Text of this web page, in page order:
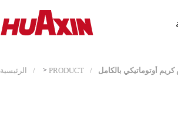
الرئيسية > PRODUCT كريم أوتوماتيكي بالكامل